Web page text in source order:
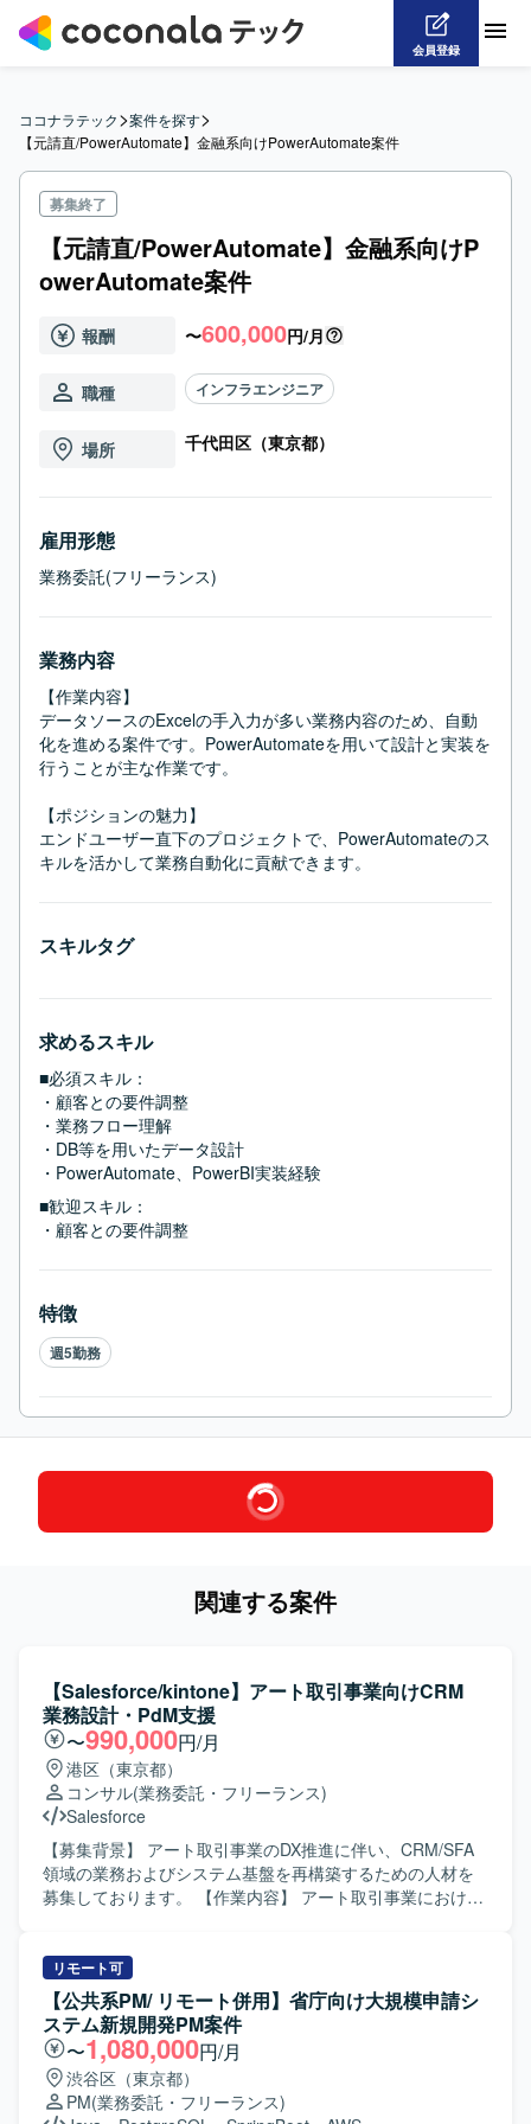
会員登録
ココナラテック>案件を探す>
【元請直/PowerAutomate】金融系向けPowerAutomate案件
募集終了
【元請直/PowerAutomate】金融系向けP
owerAutomate案件
報酬 〜600,000円/月
職種 インフラエンジニア
場所 千代田区（東京都）
雇用形態
業務委託(フリーランス)
業務内容
【作業内容】
データソースのExcelの手入力が多い業務内容のため、自動
化を進める案件です。PowerAutomateを用いて設計と実装を
行うことが主な作業です。
【ポジションの魅力】
エンドユーザー直下のプロジェクトで、PowerAutomateのス
キルを活かして業務自動化に貢献できます。
スキルタグ
求めるスキル
■必須スキル：
・顧客との要件調整
・業務フロー理解
・DB等を用いたデータ設計
・PowerAutomate、PowerBI実装経験
■歓迎スキル：
・顧客との要件調整
特徴
週5勤務
関連する案件
【Salesforce/kintone】アート取引事業向けCRM
業務設計・PdM支援
〜990,000円/月
港区（東京都）
コンサル(業務委託・フリーランス)
Salesforce
【募集背景】 アート取引事業のDX推進に伴い、CRM/SFA
領域の業務およびシステム基盤を再構築するための人材を
募集しております。 【作業内容】 アート取引事業における
業活動情報の運用状況を調査し、顧客管理・営業管理業務
のTo-Be設計を実施していただきます。 顧客管理領域のデ
ータモデル設計、運用ルール策定、CRMデータ移行方針の
策定を行っていただきます。 業務要件を機能要件・画面要
件・データ要件へと落とし込み、仕様として整理していた
だきます。 経営層、業務部門、開発チームとの間で調整を
行い、MVP策定やフェーズ分け、優先順位付けをリードし
リモート可
【公共系PM/ リモート併用】省庁向け大規模申請シ
ステム新規開発PM案件
〜1,080,000円/月
渋谷区（東京都）
PM(業務委託・フリーランス)